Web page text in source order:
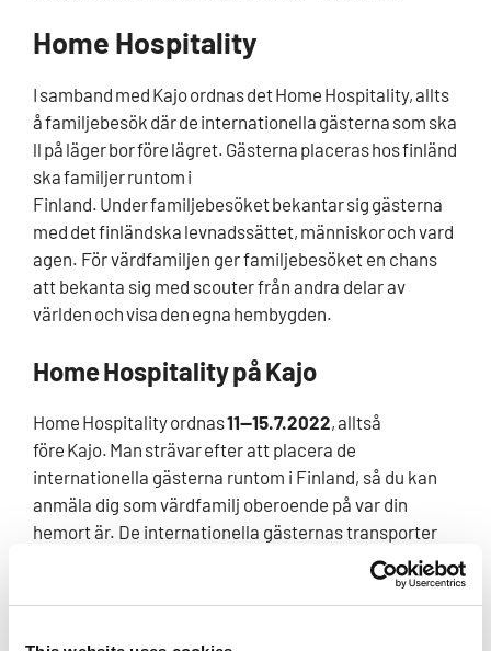
Home Hospitality
I samband med Kajo ordnas det Home Hospitality, allts
å familjebesök där de internationella gästerna som ska
ll på läger bor före lägret. Gästerna placeras hos finländ
ska familjer runtom i
Finland. Under familjebesöket bekantar sig gästerna
med det finländska levnadssättet, människor och vard
agen. För värdfamiljen ger familjebesöket en chans
att bekanta sig med scouter från andra delar av
världen och visa den egna hembygden.
Home HospitalitypåKajo
Home Hospitality ordnas11—15.7.2022,alltså
före Kajo. Man strävar efter att placera de
internationella gästerna runtom i Finland, så du kan
anmäla dig som värdfamilj oberoende på var din
hemort är. De internationella gästernas transporter
ordnas av lägerorganisationen överallt i Finland.
Gästerna ankommer till förutbestämda städer och
transporteras därifrån med gemensam transport
vidare till värdfamiljernas hemorter. Efter